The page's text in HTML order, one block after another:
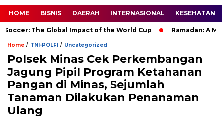
HOME BISNIS DAERAH INTERNASIONAL KESEHATAN
The Global Impact of the World Cup Ramadan: A
Home / TNI-POLRI / Uncategorized
Polsek Minas Cek Perkembangan
Jagung Pipil Program Ketahanan
Pangan di Minas, Sejumlah
Tanaman Dilakukan Penanaman
Ulang